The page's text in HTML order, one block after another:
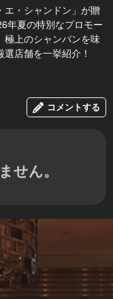
エ・シャンドン」が贈
年夏の特別なプロモー
極上のシャンパンを味
選店舗を一挙紹介！
コメントする
せん。